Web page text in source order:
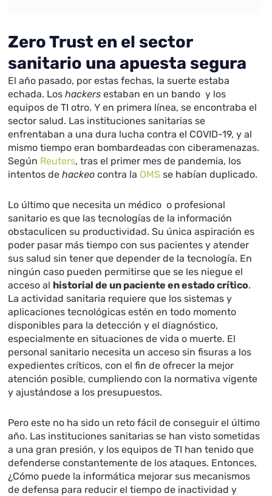
Zero Trust en el sector
sanitario una apuesta segura
El año pasado, por estas fechas, la suerte estaba
echada. Loshackersestaban en un bando y los
equipos de TI otro. Y en primera línea, se encontraba el
sector salud. Las instituciones sanitarias se
enfrentaban a una dura lucha contra el COVID-19, y al
mismo tiempo eran bombardeadas con ciberamenazas.
Según Reuters, tras el primer mes de pandemia, los
intentos dehackeo contra la OMS se habían duplicado.
Lo último que necesita un médico o profesional
sanitario es que las tecnologías de la información
obstaculicen su productividad. Su única aspiración es
poder pasar más tiempo con sus pacientes y atender
sus salud sin tener que depender de la tecnología. En
ningún caso pueden permitirse que se les niegue el
acceso al historial de un paciente en estado crítico.
La actividad sanitaria requiere que los sistemas y
aplicaciones tecnológicas estén en todo momento
disponibles para la detección y el diagnóstico,
especialmente en situaciones de vida o muerte. El
personal sanitario necesita un acceso sin fisuras a los
expedientes críticos, con el fin de ofrecer la mejor
atención posible, cumpliendo con la normativa vigente
y ajustándose a los presupuestos.
Pero este no ha sido un reto fácil de conseguir el último
año. Las instituciones sanitarias se han visto sometidas
a una gran presión, y los equipos de TI han tenido que
defenderse constantemente de los ataques. Entonces,
¿Cómo puede la informática mejorar sus mecanismos
de defensa para reducir el tiempo de inactividad y